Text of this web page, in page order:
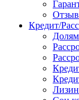
Кредит/